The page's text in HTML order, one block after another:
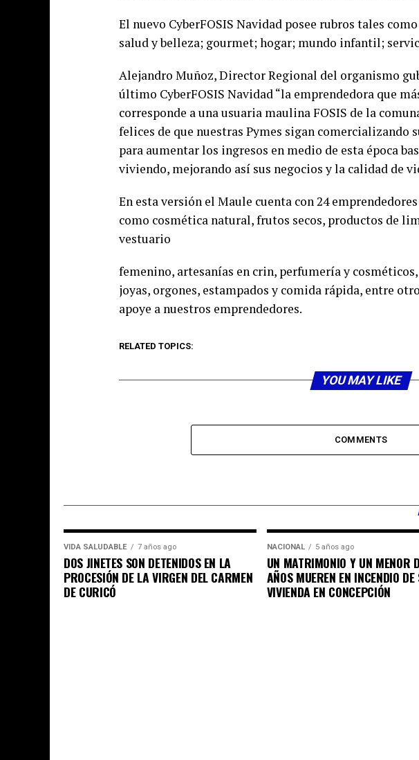
El nuevo CyberFOSIS Navidad posee rubros tales
salud y belleza; gourmet; hogar; mundo infantil;
Alejandro Muñoz, Director Regional del organismo
último CyberFOSIS Navidad “la emprendedora que
corresponde a una usuaria maulina FOSIS de la
felices de que nuestras Pymes sigan comercializando
para aumentar los ingresos en medio de esta época
viviendo, mejorando así sus negocios y la calidad de
En esta versión el Maule cuenta con 24
como cosmética natural, frutos secos, productos de
vestuario
femenino, artesanías en crin, perfumería y
joyas, orgones, estampados y comida rápida, entre
apoye a nuestros emprendedores.
RELATED TOPICS:
YOU MAY LIKE
COMMENTS
VIDA SALUDABLE 7 años ago
DOS JINETES SON DETENIDOS EN LA
PROCESIÓN DE LA VIRGEN DEL CARMEN
DE CURICÓ
NACIONAL 5 años ago
UN MATRIMONIO Y UN MENOR
AÑOS MUEREN EN INCENDIO DE
VIVIENDA EN CONCEPCIÓN